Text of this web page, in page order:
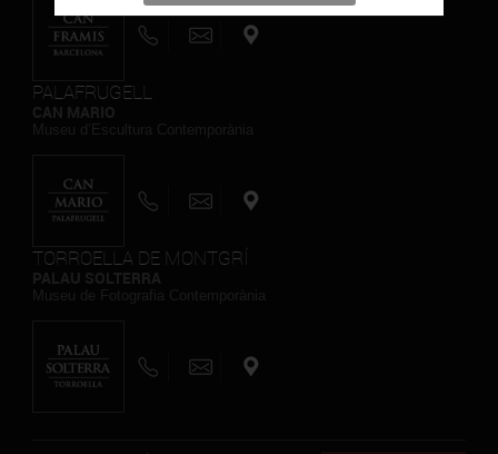
PALAFRUGELL
TORROELLA DE MONTGRÍ